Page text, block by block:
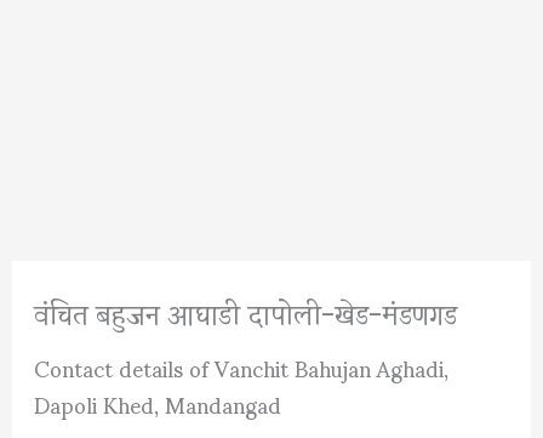
वंचित बहुजन आघाडी दापोली-खेड-मंडणगड
Contact details of Vanchit Bahujan Aghadi,
Dapoli Khed, Mandangad